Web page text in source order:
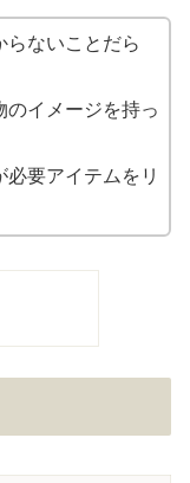
らないことだら
のイメージを持っ
要アイテムをリ